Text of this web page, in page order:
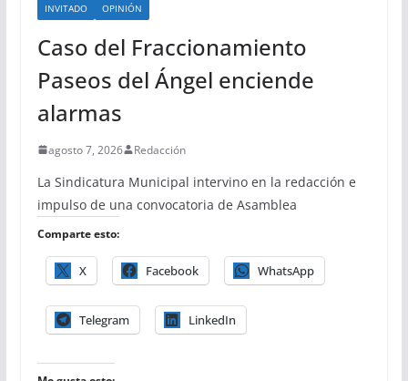
INVITADO OPINIÓN
Caso del Fraccionamiento
Paseos del Ángel enciende
alarmas
agosto 7, 2026 Redacción
La Sindicatura Municipal intervino en la redacción e
impulso de una convocatoria de Asamblea
Comparte esto:
X Facebook WhatsApp
Telegram LinkedIn